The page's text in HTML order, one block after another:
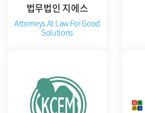
법무법인 지에스
Attorneys At Law For Good
Solutions